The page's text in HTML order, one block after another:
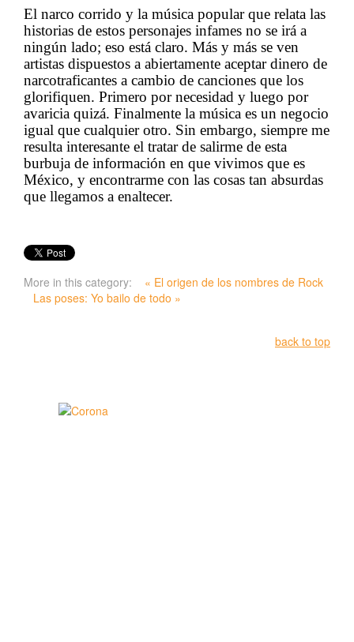
El narco corrido y la música popular que relata las
historias de estos personajes infames no se irá a
ningún lado; eso está claro. Más y más se ven
artistas dispuestos a abiertamente aceptardinero de
narcotraficantes a cambio de canciones que los
glorifiquen. Primero por necesidad y luego por
avaricia quizá. Finalmente la música es un negocio
igual que cualquier otro. Sin embargo, siempre me
resulta interesante el tratar de salirme de esta
burbuja de información en que vivimos que es
México, y encontrarme con las cosas tan absurdas
que llegamos a enaltecer.
More in this category:
« El origen de los nombres de Rock
Las poses: Yo bailo de todo »
back to top